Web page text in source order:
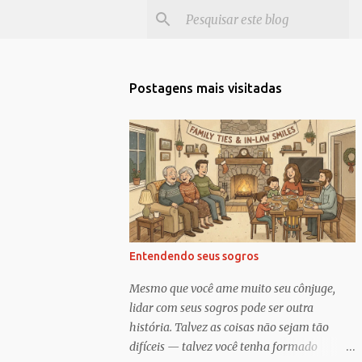
Postagens mais visitadas
Entendendo seus sogros
Mesmo que você ame muito seu cônjuge,
lidar com seus sogros pode ser outra
história. Talvez as coisas não sejam tão
difíceis — talvez você tenha formado